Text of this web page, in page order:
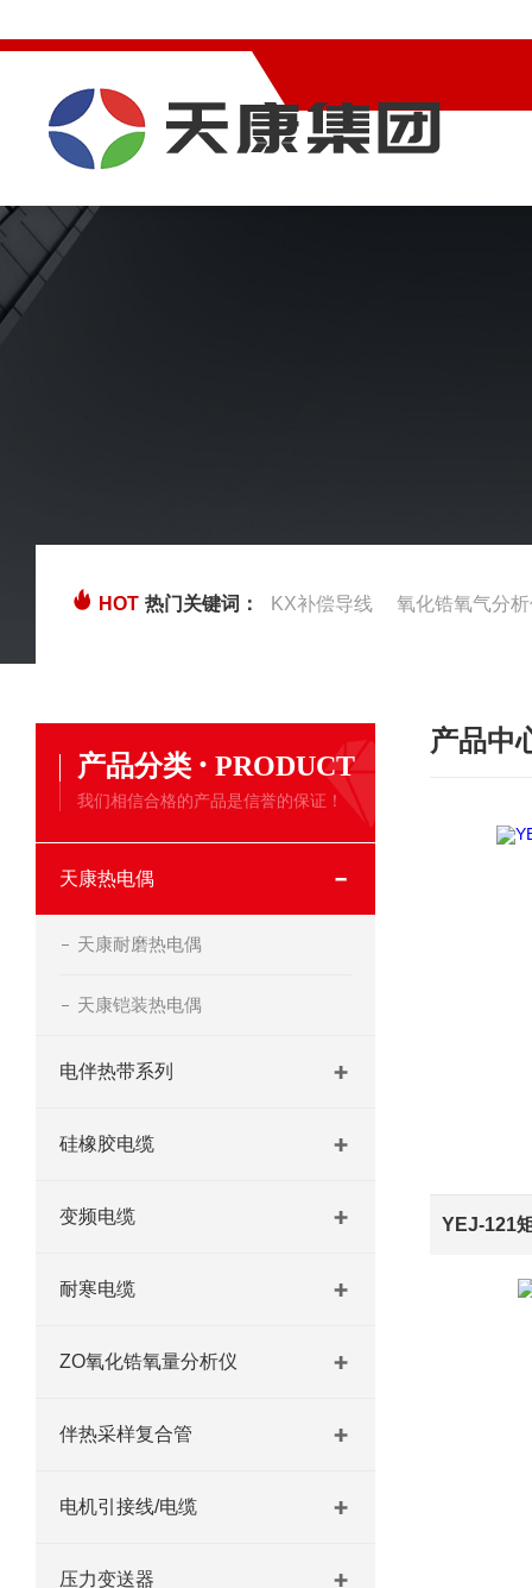
HOT 热门关键词： KX补偿导线 氧化锆氧气分
产品分类 · PRODUCT
我们相信合格的产品是信誉的保证！
天康热电偶
天康耐磨热电偶
天康铠装热电偶
电伴热带系列
硅橡胶电缆
变频电缆
耐寒电缆
ZO氧化锆氧量分析仪
伴热采样复合管
电机引接线/电缆
压力变送器
产品中